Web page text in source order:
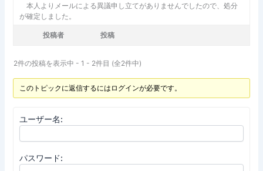
本人よりメールによる異議申し立てがありませんでしたので、処分
が確定しました。
投稿者 投稿
2件の投稿を表示中 - 1 - 2件目 (全2件中)
このトピックに返信するにはログインが必要です。
ユーザー名:
パスワード: